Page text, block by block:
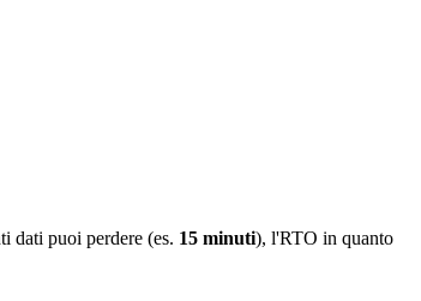
dati puoi perdere (es. 15 minuti), l'RTO in quanto